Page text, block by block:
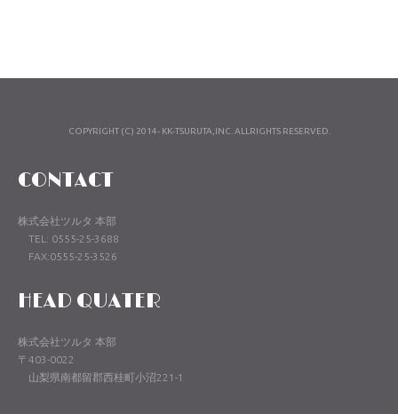
COPYRIGHT (C) 2014- KK-TSURUTA,INC. ALLRIGHTS RESERVED.
CONTACT
株式会社ツルタ 本部
TEL: 0555-25-3688
FAX:0555-25-3526
HEAD QUATER
株式会社ツルタ 本部
〒403-0022
山梨県南都留郡西桂町小沼221-1